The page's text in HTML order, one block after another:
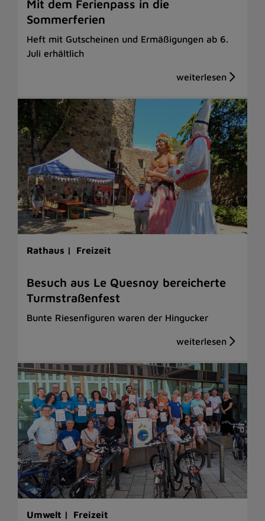
Mit dem Ferienpass in die
Sommerferien
Heft mit Gutscheinen und Ermäßigungen ab 6.
Juli erhältlich
Rathaus | Freizeit
Besuch aus Le Quesnoy bereicherte
Turmstraßenfest
Bunte Riesenfiguren waren der Hingucker
Umwelt | Freizeit